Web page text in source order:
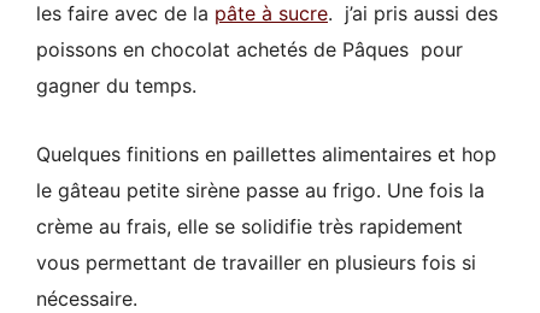
les faire avec de la pâte à sucre. j’ai pris aussi des
poissons en chocolat achetés de Pâques pour
gagner du temps.
Quelques finitions en paillettes alimentaires et hop
le gâteau petite sirène passe au frigo. Une fois la
crème au frais, elle se solidifie très rapidement
vous permettant de travailler en plusieurs fois si
nécessaire.